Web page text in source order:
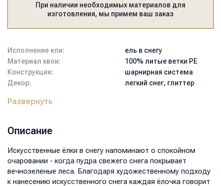
При наличии необходимых материалов для
изготовления, мы примем ваш заказ
Исполнение ели:
ель в снегу
Материал хвои:
100% литые ветки PE
Конструкция:
шарнирная система
Декор:
легкий снег, глиттер
Тип подставки:
Высота:
Диаметр нижнего ряда, см:
Вес, кг:
Размер коробки, мм:
Объем, м3:
0,2
Развернуть
Описание
Искусственные ёлки в снегу напоминают о спокойном
очаровании - когда пудра свежего снега покрывает
вечнозеленые леса. Благодаря художественному подходу
к нанесению искусственного снега каждая ёлочка говорит